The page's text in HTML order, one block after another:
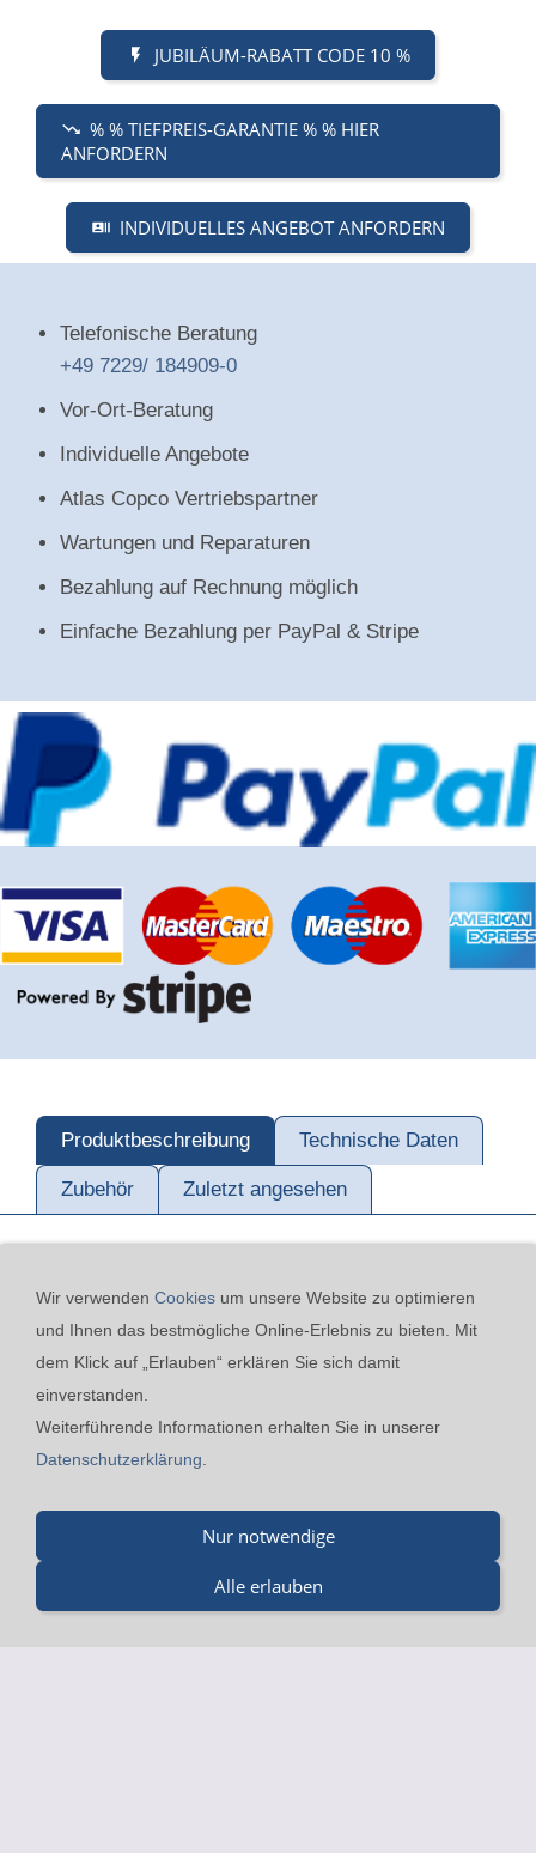
JUBILÄUM-RABATT CODE 10 %
% % TIEFPREIS-GARANTIE % % HIER
ANFORDERN
INDIVIDUELLES ANGEBOT ANFORDERN
Telefonische Beratung
+49 7229/ 184909-0
Vor-Ort-Beratung
Individuelle Angebote
Atlas Copco Vertriebspartner
Wartungen und Reparaturen
Bezahlung auf Rechnung möglich
Einfache Bezahlung per PayPal & Stripe
Produktbeschreibung Technische Daten
Zubehör Zuletzt angesehen
Kontakt 24h-Notfall-Hotline Cookies
Widerrufsrecht
Merz GmbH - Beinheimer Straße 19 - 76437 Rastatt - Tel.:
drucklufttechnik.de
Wir verwenden Cookies um unsere Website zu optimieren
und Ihnen das bestmögliche Online-Erlebnis zu bieten. Mit
dem Klick auf „Erlauben“ erklären Sie sich damit
einverstanden.
Weiterführende Informationen erhalten Sie in unserer
Datenschutzerklärung
Nur notwendige
Alle erlauben